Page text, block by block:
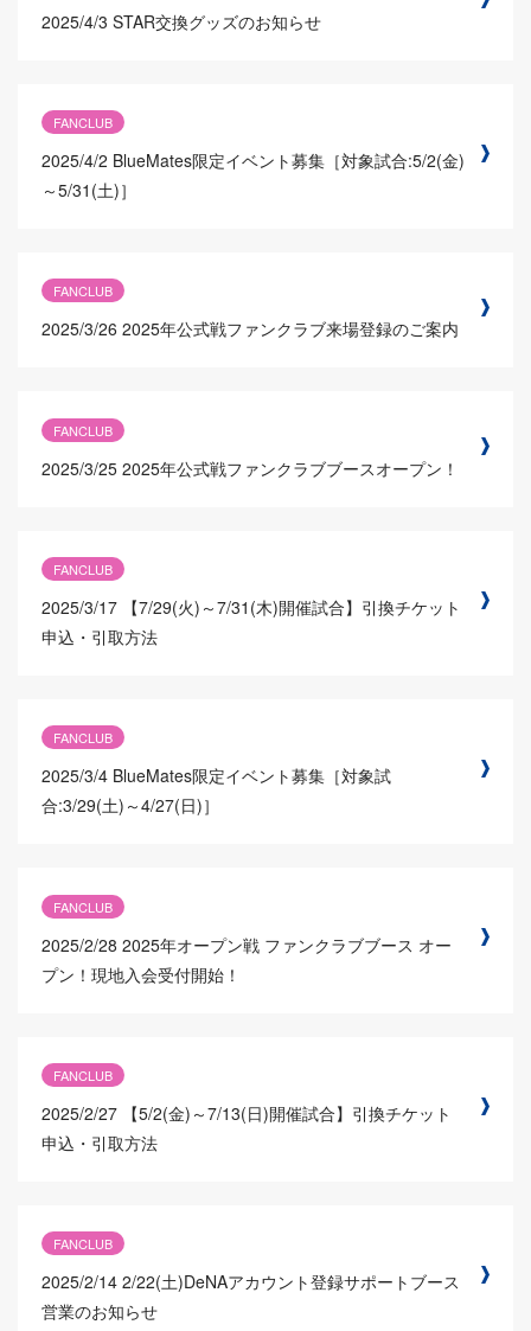
2025/4/3 STAR交換グッズのお知らせ
FANCLUB
2025/4/2 BlueMates限定イベント募集［対象試合:5/2(金)
～5/31(土)］
FANCLUB
2025/3/26 2025年公式戦ファンクラブ来場登録のご案内
FANCLUB
2025/3/25 2025年公式戦ファンクラブブースオープン！
FANCLUB
2025/3/17 【7/29(火)～7/31(木)開催試合】引換チケット
申込・引取方法
FANCLUB
2025/3/4 BlueMates限定イベント募集［対象試
合:3/29(土)～4/27(日)］
FANCLUB
2025/2/28 2025年オープン戦 ファンクラブブース オー
プン！現地入会受付開始！
FANCLUB
2025/2/27 【5/2(金)～7/13(日)開催試合】引換チケット
申込・引取方法
FANCLUB
2025/2/14 2/22(土)DeNAアカウント登録サポートブース
営業のお知らせ